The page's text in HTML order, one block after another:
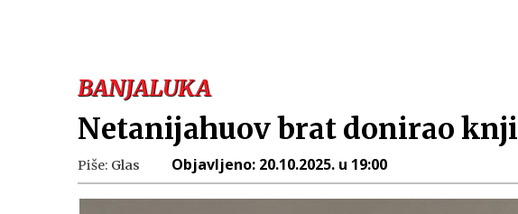
BANJALUKA
Netanijahuov brat donirao
Piše: Glas Objavljeno: 20.10.2025. u 19:00